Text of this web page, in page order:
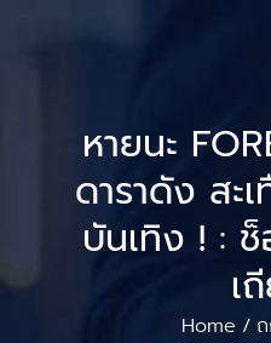
หายนะ
ดาราดัง สะ
บันเทิง ! :
เ
Home /